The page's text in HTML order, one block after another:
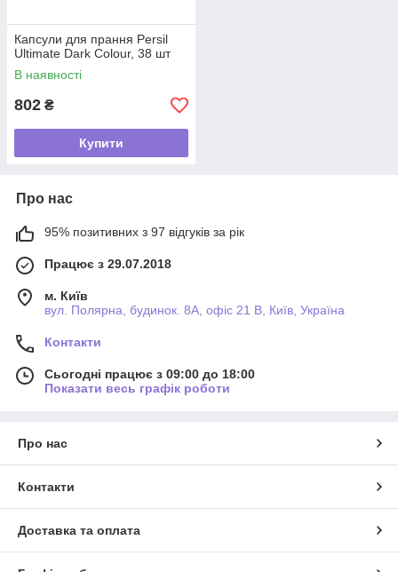
Капсули для прання Persil
Ultimate Dark Colour, 38 шт
В наявності
802 ₴
Купити
Про нас
95% позитивних з 97 відгуків за рік
Працює з 29.07.2018
м. Київ
вул. Полярна, будинок. 8А, офіс 21 В, Київ, Україна
Контакти
Сьогодні працює з 09:00 до 18:00
Показати весь графік роботи
Про нас
Контакти
Доставка та оплата